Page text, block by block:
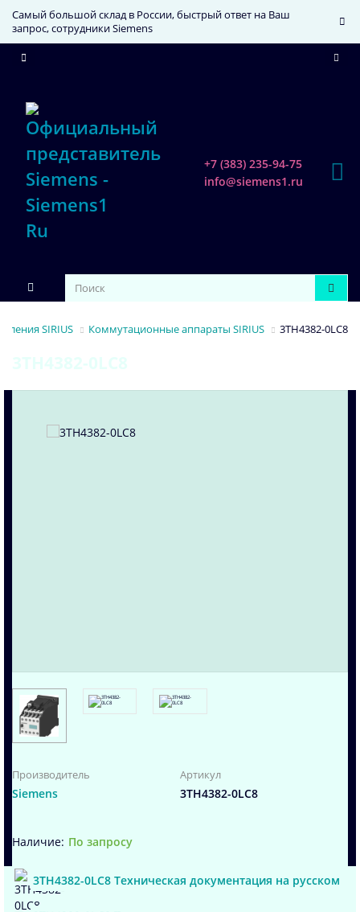
Самый большой склад в России, быстрый ответ на Ваш
запрос, сотрудники Siemens
+7 (383) 235-94-75
info@siemens1.ru
SIRIUS Коммутационные аппараты SIRIUS 3TH4382-0LC8
3TH4382-0LC8
Производитель
Siemens
Артикул
3TH4382-0LC8
По запросу
3TH4382-0LC8 Техническая документация на русском